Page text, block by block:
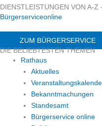
DIENSTLEISTUNGEN VON A-Z
Bürgerserviceonline
ZUM BÜRGERSERVICE
DIE BELIEBTESTEN THEMEN
Rathaus
Aktuelles
Bekanntmachungen
Standesamt
Bürgerservice online